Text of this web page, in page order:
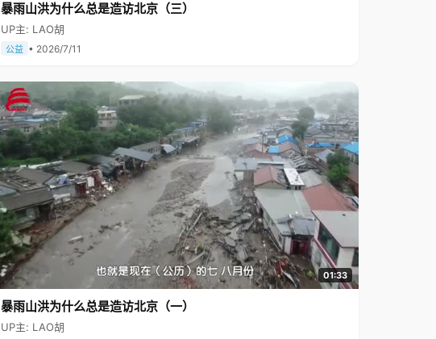
暴雨山洪为什么总是造访北京（三）
UP主: LAO胡
公益 • 2026/7/11
01:33
暴雨山洪为什么总是造访北京（一）
UP主: LAO胡